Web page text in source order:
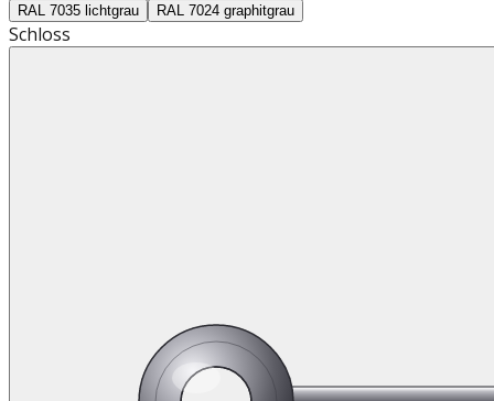
RAL 7035 lichtgrau RAL 7024 graphitgrau
Schloss